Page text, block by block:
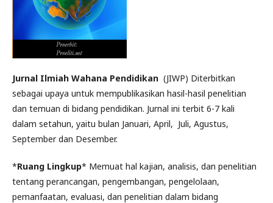
Jurnal Ilmiah Wahana Pendidikan (JIWP) Diterbitkan
sebagai upaya untuk mempublikasikan hasil-hasil penelitian
dan temuan di bidang pendidikan. Jurnal ini terbit 6-7 kali
dalam setahun, yaitu bulan Januari, April, Juli, Agustus,
September dan Desember.
*Ruang Lingkup* Memuat hal kajian, analisis, dan penelitian
tentang perancangan, pengembangan, pengelolaan,
pemanfaatan, evaluasi, dan penelitian dalam bidang